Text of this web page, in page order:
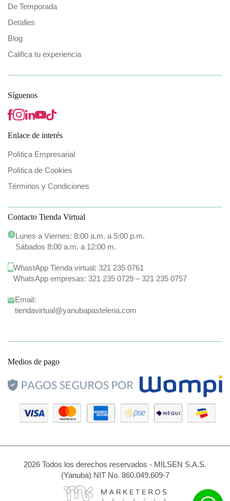
De Temporada
Detalles
Blog
Califica tu experiencia
Síguenos
Enlace de interés
Política Empresarial
Política de Cookies
Términos y Condiciones
Contacto Tienda Virtual
Lunes a Viernes: 8:00 a.m. a 5:00 p.m.
Sábados 8:00 a.m. a 12:00 m.
WhastApp Tienda virtual: 321 235 0761
WhatsApp empresas: 321 235 0729–321 235 0757
Email:
tiendavirtual@yanubapasteleria.com
Medios de pago
2026 Todos los derechos reservados - MILSEN S.A.S.
(Yanuba) NIT No. 860.049.609-7